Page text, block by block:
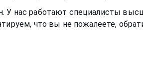
. У нас работают специалисты
что вы не пожалеете,